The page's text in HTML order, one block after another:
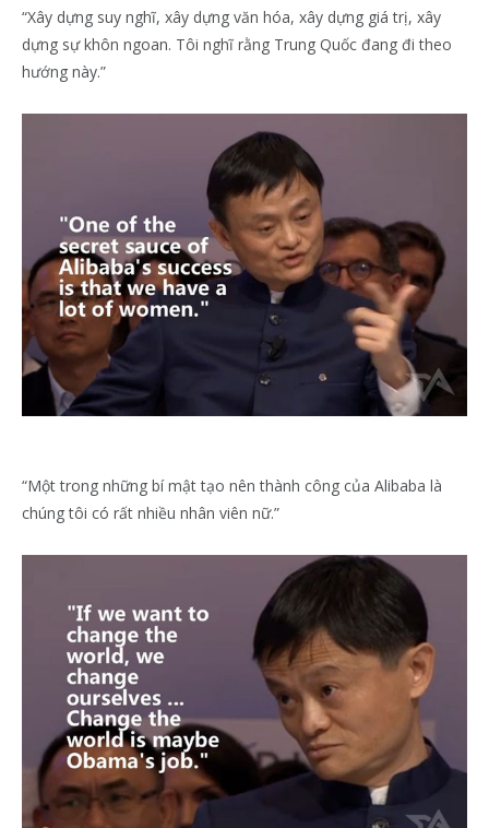
“Xây dựng suy nghĩ, xây dựng văn hóa, xây dựng giá trị, xây
dựng sự khôn ngoan. Tôi nghĩ rằng Trung Quốc đang đi theo
hướng này.”
“Một trong những bí mật tạo nên thành công của Alibaba là
chúng tôi có rất nhiều nhân viên nữ.”